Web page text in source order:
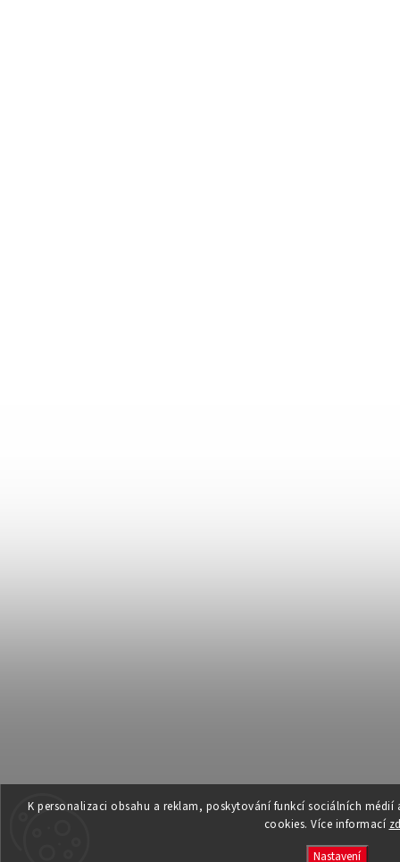
K personalizaci obsahu a reklam, poskytování funkcí sociálních
cookies. Více informací
Nastavení